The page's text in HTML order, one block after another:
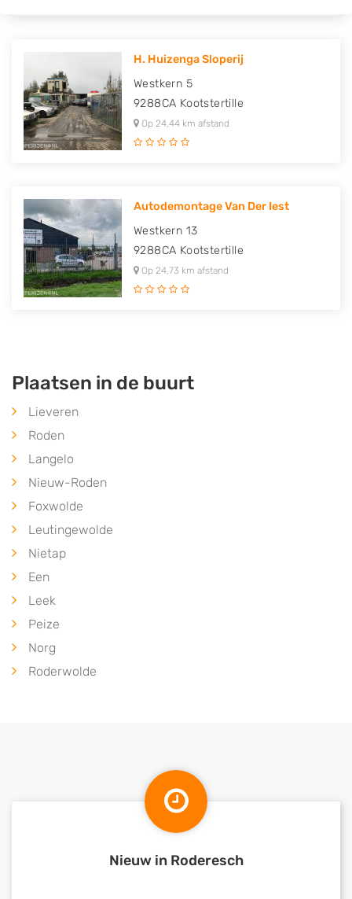
H. Huizenga Sloperij
Westkern 5
9288CA Kootstertille
Op 24,44 km afstand
Autodemontage Van Der Iest
Westkern 13
9288CA Kootstertille
Op 24,73 km afstand
Plaatsen in de buurt
Lieveren
Roden
Langelo
Nieuw-Roden
Foxwolde
Leutingewolde
Nietap
Een
Leek
Peize
Norg
Roderwolde
Nieuw in Roderesch